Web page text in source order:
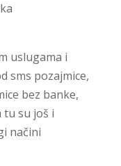
uslugama i
sms pozajmice,
bez banke,
su još i
načini